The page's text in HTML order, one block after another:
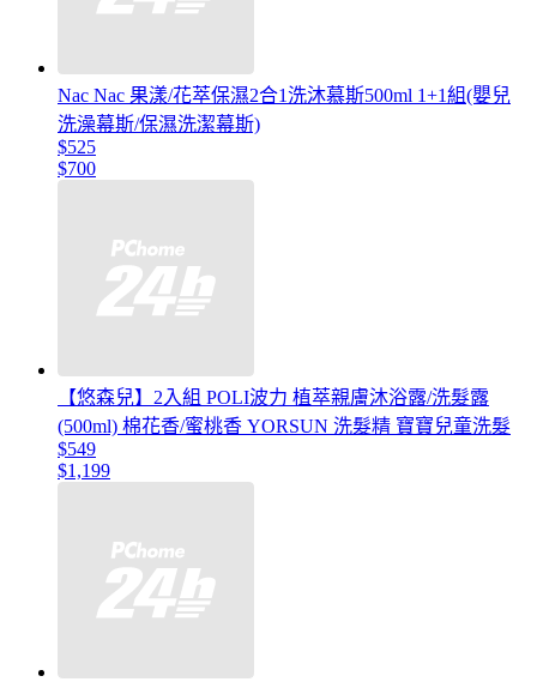
Nac Nac 果漾/花萃保濕2合1洗沐慕斯500ml 1+1組(嬰兒
洗澡幕斯/保濕洗潔幕斯)
$525
$700
【悠森兒】2入組 POLI波力 植萃親膚沐浴露/洗髮露
(500ml) 棉花香/蜜桃香 YORSUN 洗髮精 寶寶兒童洗髮
$549
$1,199